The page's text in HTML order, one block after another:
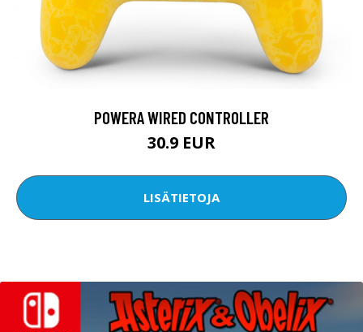
POWERA WIRED CONTROLLER
30.9 EUR
LISÄTIETOJA